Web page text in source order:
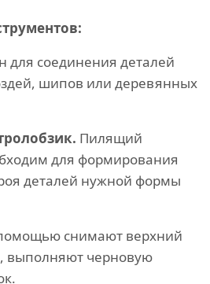
для соединения деталей
шипов или деревянных
Пилящий
для формирования
деталей нужной формы
снимают верхний
выполняют черновую